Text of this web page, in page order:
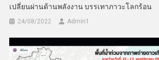
เปลี่ยนผ่านด้านพลังงาน บรรเทาภาวะโลกร้อน
24/08/2022 Admin​1